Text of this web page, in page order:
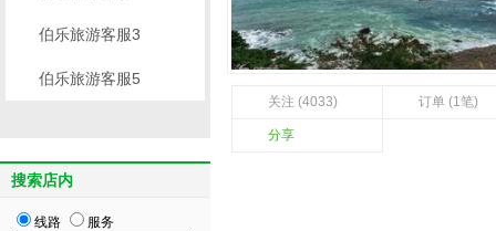
关注 (4033) 订单 (1笔)
分享
伯乐旅游客服3
伯乐旅游客服5
搜索店内
线路 服务